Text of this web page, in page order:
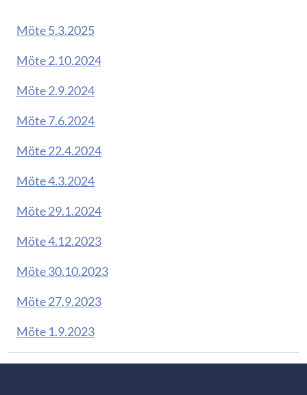
Möte 5.3.2025
Möte 2.10.2024
Möte 2.9.2024
Möte 7.6.2024
Möte 22.4.2024
Möte 4.3.2024
Möte 29.1.2024
Möte 4.12.2023
Möte 30.10.2023
Möte 27.9.2023
Möte 1.9.2023